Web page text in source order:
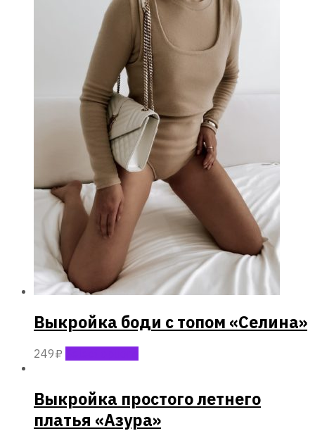
Выкройка боди с топом «Селина»
249₽
Выкройка простого летнего
платья «Азура»